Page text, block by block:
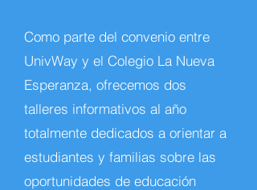
Como parte del convenio entre
UnivWay y el Colegio La Nueva
Esperanza, ofrecemos dos
talleres informativos al año
totalmente dedicados a orientar a
estudiantes y familias sobre las
oportunidades de educación